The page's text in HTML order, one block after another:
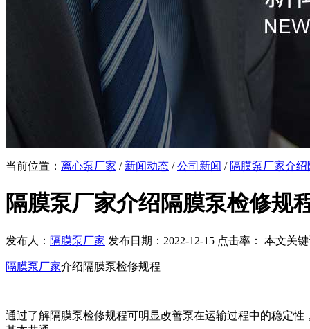
当前位置： 离心泵厂家 / 新闻动态 /公司新闻 / 隔膜泵厂家​介
隔膜泵厂家​介绍隔膜泵检修规
发布人： 隔膜泵厂家 发布日期：2022-12-15 点击率： 本文关
隔膜泵厂家介绍隔膜泵检修规程
通过了解隔膜泵检修规程可明显改善泵在运输过程中的稳定